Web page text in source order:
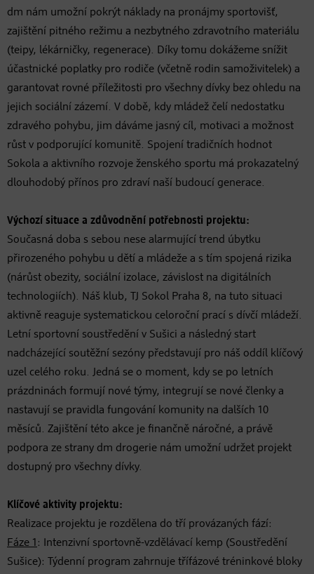
dm nám umožní pokrýt náklady na pronájmy sportovišť,
zajištění pitného režimu a nezbytného zdravotního materiálu
(teipy, lékárničky, regenerace). Díky tomu dokážeme snížit
účastnické poplatky pro rodiče (včetně rodin samoživitelek) a
garantovat rovné příležitosti pro všechny dívky bez ohledu na
jejich sociální zázemí. V době, kdy mládež čelí nedostatku
zdravého pohybu, jim dáváme jasný cíl, motivaci a možnost
růst v podporující komunitě. Spojení tradičních hodnot
Sokola a aktivního rozvoje ženského sportu má prokazatelný
dlouhodobý přínos pro zdraví naší budoucí generace.
Výchozí situace a zdůvodnění potřebnosti projektu:
Současná doba s sebou nese alarmující trend úbytku
přirozeného pohybu u dětí a mládeže a s tím spojená rizika
(nárůst obezity, sociální izolace, závislost na digitálních
technologiích). Náš klub, TJ Sokol Praha 8, na tuto situaci
aktivně reaguje systematickou celoroční prací s dívčí mládeží.
Letní sportovní soustředění v Sušici a následný start
nadcházející soutěžní sezóny představují pro náš oddíl klíčový
uzel celého roku. Jedná se o moment, kdy se po letních
prázdninách formují nové týmy, integrují se nové členky a
nastavují se pravidla fungování komunity na dalších 10
měsíců. Zajištění této akce je finančně náročné, a právě
podpora ze strany dm drogerie nám umožní udržet projekt
dostupný pro všechny dívky.
Klíčové aktivity projektu:
Realizace projektu je rozdělena do tří provázaných fází:
Fáze 1 : Intenzivní sportovně-vzdělávací kemp (Soustředění
Sušice): Týdenní program zahrnuje třífázové tréninkové bloky